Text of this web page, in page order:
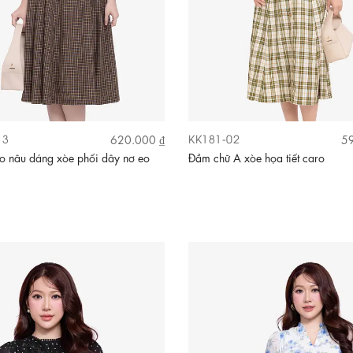
620.000 ₫
nâu dáng xòe phối dây nơ eo
KK181-02
Đầm chữ A xòe họa tiết caro